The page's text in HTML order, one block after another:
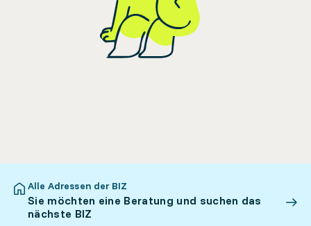
Alle Adressen der BIZ
Sie möchten eine Beratung und suchen das
nächste BIZ